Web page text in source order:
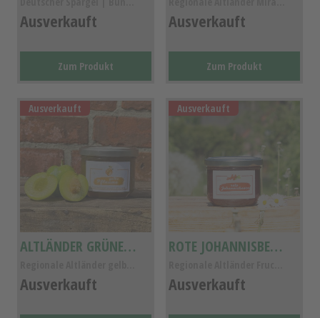
Ausverkauft
Zum Produkt
Ausverkauft
Zum Produkt
Ausverkauft
ALTLÄNDER GRÜNE GELBE PFLAUME FRUCHTAUFSTRICH
Ausverkauft
Ausverkauft
ROTE JOHANNISBEERE FRUCHTAUFSTRICH
Ausverkauft